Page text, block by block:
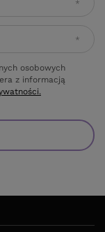
osobowych
z informacją